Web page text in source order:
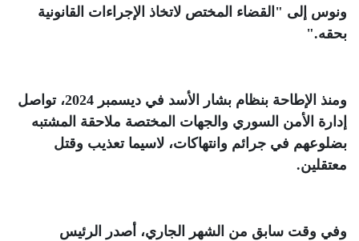
ونوس إلى "القضاء المختص لاتخاذ الإجراءات القانونية
بحقه".
ومنذ الإطاحة بنظام بشار الأسد في ديسمبر 2024، تواصل
إدارة الأمن السوري والجهات المختصة ملاحقة المشتبه
بضلوعهم في جرائم وانتهاكات، لاسيما تعذيب وقتل
معتقلين.
وفي وقت سابق من الشهر الجاري، أصدر الرئيس